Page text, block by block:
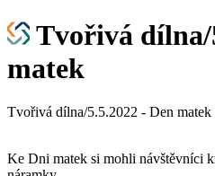
Tvořivá dílna/
matek
Tvořivá dílna/5.5.2022 - Den matek
Ke Dni matek si mohli návštěvníci